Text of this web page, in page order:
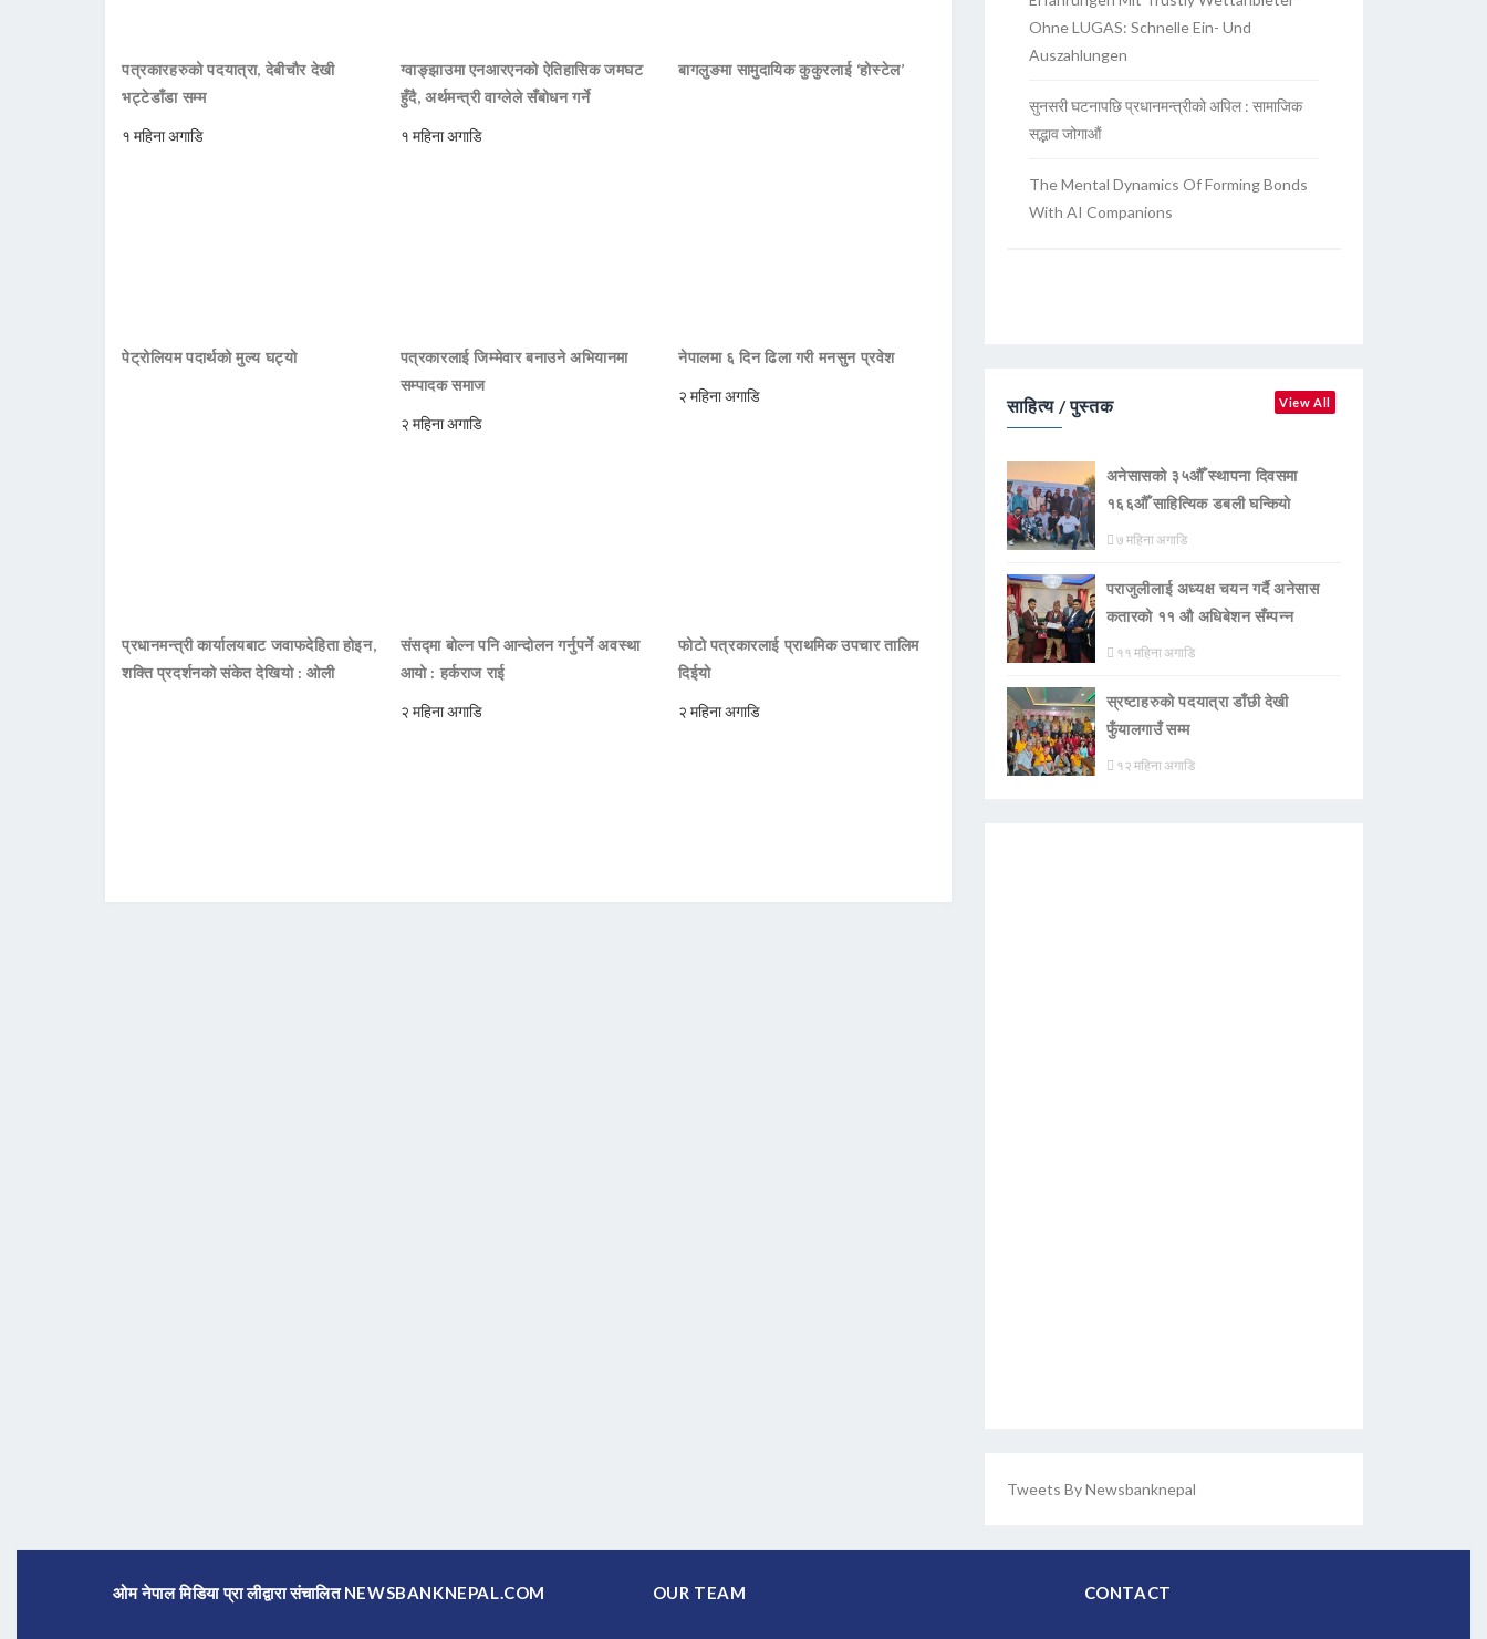
पत्रकारहरुको पदयात्रा, देबीचौर देखी
भट्टेडाँडा सम्म
१ महिना अगाडि
ग्वाङ्झाउमा एनआरएनको ऐतिहासिक जमघट
हुँदै, अर्थमन्त्री वाग्लेले सँबोधन गर्ने
१ महिना अगाडि
बागलुङमा सामुदायिक कुकुरलाई ‘होस्टेल’
पेट्रोलियम पदार्थको मुल्य घट्यो
पत्रकारलाई जिम्मेवार बनाउने अभियानमा
सम्पादक समाज
२ महिना अगाडि
नेपालमा ६ दिन ढिला गरी मनसुन प्रवेश
२ महिना अगाडि
प्रधानमन्त्री कार्यालयबाट जवाफदेहिता होइन,
शक्ति प्रदर्शनको संकेत देखियो : ओली
संसद्मा बोल्न पनि आन्दोलन गर्नुपर्ने अवस्था
आयो : हर्कराज राई
२ महिना अगाडि
फोटो पत्रकारलाई प्राथमिक उपचार तालिम
दिईयो
२ महिना अगाडि
Ohne LUGAS: Schnelle Ein- Und
Auszahlungen
सुनसरी घटनापछि प्रधानमन्त्रीको अपिल : सामाजिक
सद्भाव जोगाऔं
The Mental Dynamics Of Forming Bonds
With AI Companions
साहित्य / पुस्तक View All
अनेसासको ३५औँ स्थापना दिवसमा
१६६औँ साहित्यिक डबली घन्कियाे
७ महिना अगाडि
पराजुलीलाई अध्यक्ष चयन गर्दै अनेसास
कतारको ११ औ अधिबेशन सँम्पन्न
११ महिना अगाडि
स्रष्टाहरुको पदयात्रा डाँछी देखी
फुँयालगाउँ सम्म
१२ महिना अगाडि
Tweets By Newsbanknepal
ओम नेपाल मिडिया प्रा लीद्वारा संचालित NEWSBANKNEPAL.COM OUR TEAM CONTACT